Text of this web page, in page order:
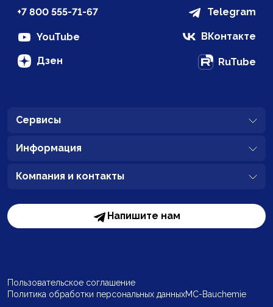
+7 800 555-71-67 Telegram
YouTube ВКонтакте
Дзен RuTube
Сервисы
Информация
Компания и контакты
Напишите нам
Пользовательское соглашение
Политика обработки персональных данныхMC-Bauchemie